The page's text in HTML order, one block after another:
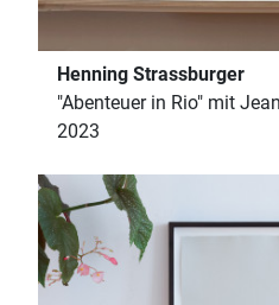
Henning Strassburger
"Abenteuer in Rio" mit
2023